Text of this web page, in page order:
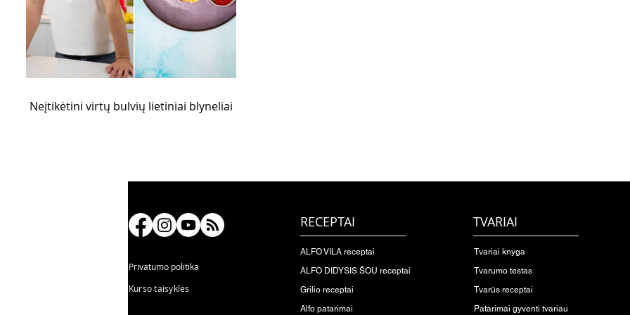
Neįtikėtini virtų bulvių lietiniai blyneliai
Privatumo politika
Kurso taisyklės
RECEPTAI
ALFO VILA receptai
ALFO DIDYSIS ŠOU receptai
Grilio receptai
Alfo patarimai
TVARIAI
Tvariai knyga
Tvarumo testas
Tvarūs receptai
Patarimai gyventi tvariau